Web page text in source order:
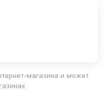
магазина и может